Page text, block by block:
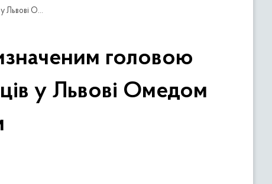
Володимир Важинський зустрівся з новопризначеним головою Польового офісу Управління у справах біженців у Львові Омедом Хуссамельдіном Айюбом
головою
у Львові Омедом